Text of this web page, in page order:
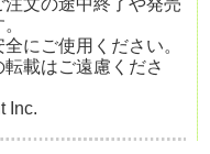
文の途中終了や発売
にご使用ください。
載はご遠慮くださ
Inc.